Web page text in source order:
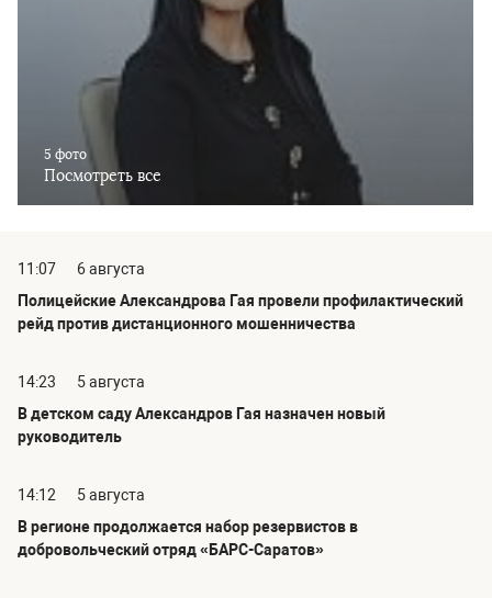
5 фото
Посмотреть все
11:07
6 августа
Полицейские Александрова Гая провели профилактический
рейд против дистанционного мошенничества
14:23
5 августа
В детском саду Александров Гая назначен новый
руководитель
14:12
5 августа
В регионе продолжается набор резервистов в
добровольческий отряд «БАРС-Саратов»